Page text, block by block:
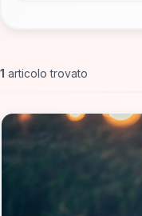
1 articolo trovato